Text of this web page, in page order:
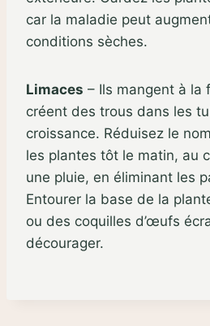
car la maladie peut
conditions sèches.
Limaces – Ils mangent à la
créent des trous dans les
croissance. Réduisez le
les plantes tôt le matin, au
une pluie, en éliminant les
Entourer la base de la
ou des coquilles d’œufs
décourager.